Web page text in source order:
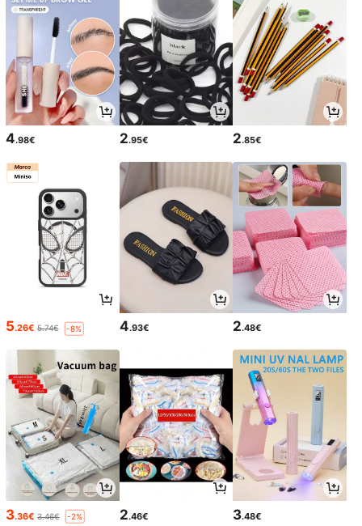
4.98€ 2.95€ 2.85€
5.26€ 5.74€ -8% 4.93€ 2.48€
3.36€ 3.46€ -2% 2.46€ 3.48€